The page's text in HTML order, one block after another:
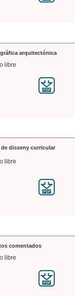
arquitectónica
libre
disseny curricular
libre
comentados
libre